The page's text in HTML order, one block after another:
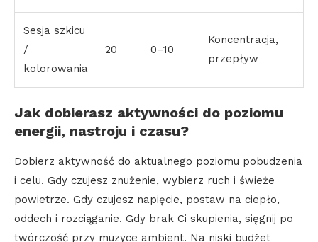
Sesja szkicu
/
kolorowania
20 0–10
Koncentracja,
przepływ
Jak dobierasz aktywności do poziomu
energii, nastroju i czasu?
Dobierz aktywność do aktualnego poziomu pobudzenia
i celu. Gdy czujesz znużenie, wybierz ruch i świeże
powietrze. Gdy czujesz napięcie, postaw na ciepło,
oddech i rozciąganie. Gdy brak Ci skupienia, sięgnij po
twórczość przy muzyce ambient. Na niski budżet